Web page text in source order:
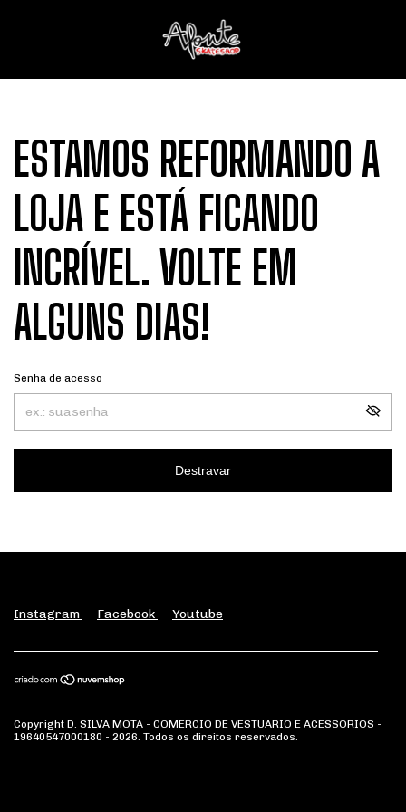
ESTAMOS REFORMANDO A
LOJA E ESTÁ FICANDO
INCRÍVEL. VOLTE EM
ALGUNS DIAS!
Senha de acesso
Destravar
Instagram Facebook Youtube
Copyright D. SILVA MOTA - COMERCIO DE VESTUARIO E ACESSORIOS -
19640547000180 - 2026. Todos os direitos reservados.